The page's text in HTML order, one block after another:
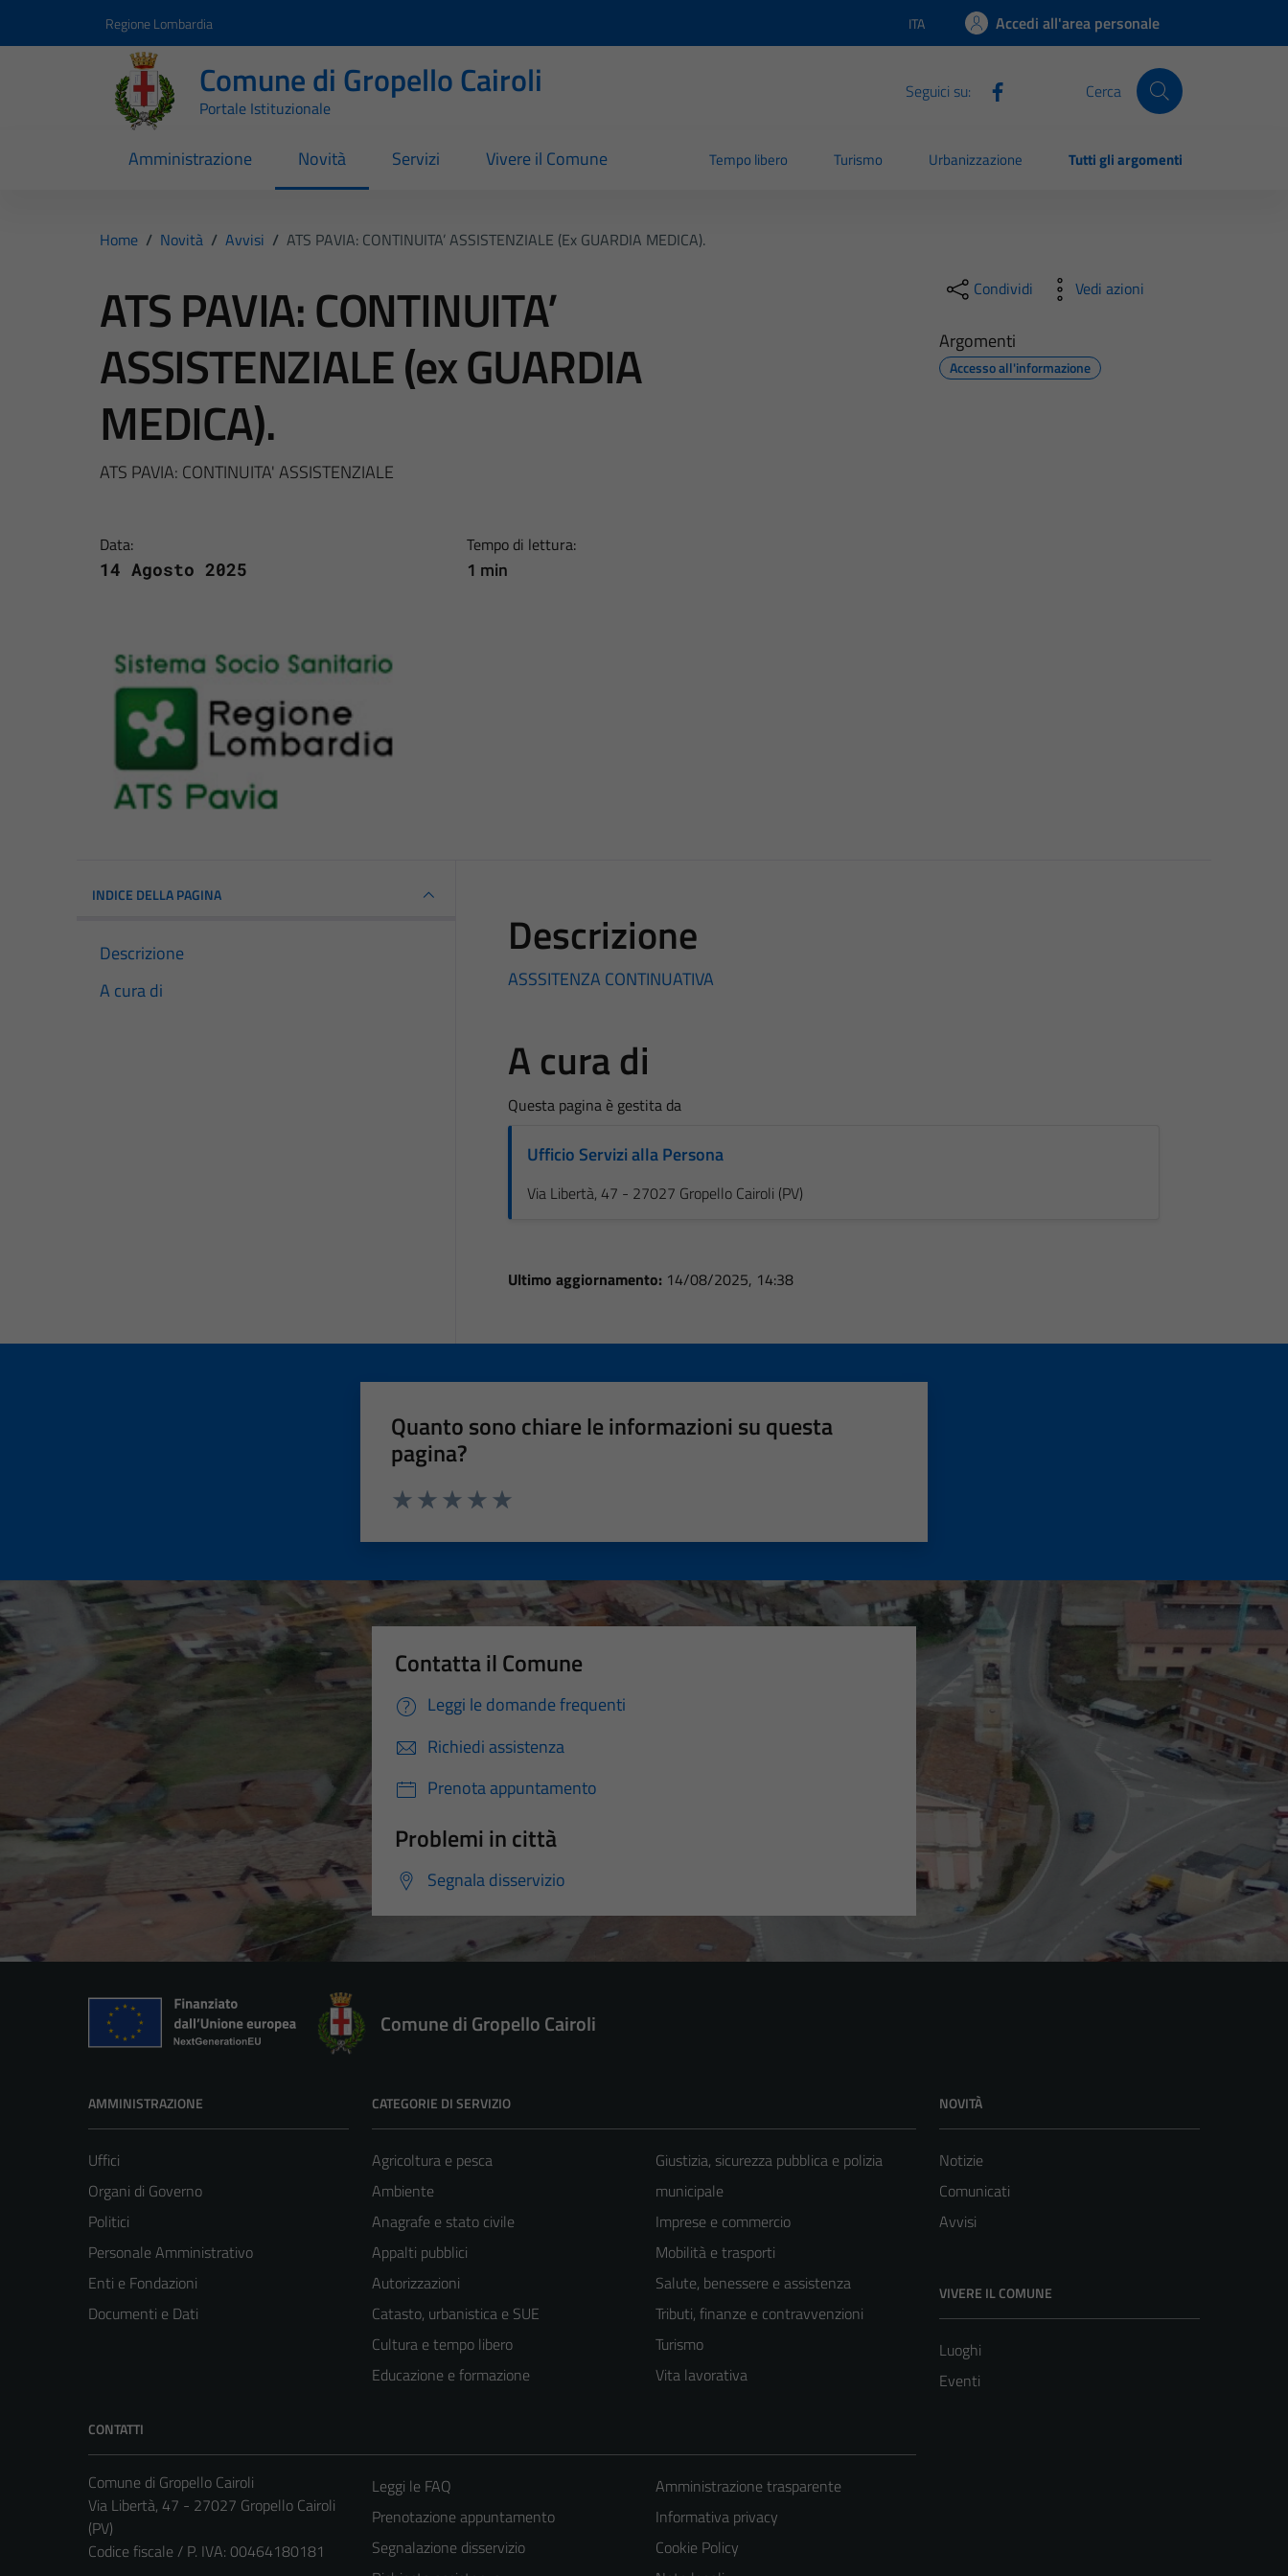
Regione Lombardia Lingua attiva:
ITA Accedi all'area personale
Comune di Gropello Cairoli
Portale Istituzionale
Seguici su: Cerca
Amministrazione Novità Servizi Vivere il Comune Tempo libero Turismo Urbanizzazione Tutti gli argomenti
Home / Novità / Avvisi / ATS PAVIA: CONTINUITA’ ASSISTENZIALE (ex GUARDIA MEDICA).
ATS PAVIA: CONTINUITA’
ASSISTENZIALE (ex GUARDIA
MEDICA).
ATS PAVIA: CONTINUITA' ASSISTENZIALE
Data:
14 Agosto 2025
Tempo di lettura:
1 min
Condividi Vedi azioni
Argomenti
Accesso all'informazione
INDICE DELLA PAGINA
Descrizione
A cura di
Descrizione
ASSSITENZA CONTINUATIVA
A cura di
Questa pagina è gestita da
Ufficio Servizi alla Persona
Via Libertà, 47 - 27027 Gropello Cairoli (PV)
Ultimo aggiornamento: 14/08/2025, 14:38
Quanto sono chiare le informazioni su questa
pagina?
Contatta il Comune
Leggi le domande frequenti
Richiedi assistenza
Prenota appuntamento
Problemi in città
Segnala disservizio
Comune di Gropello Cairoli
AMMINISTRAZIONE
Uffici
Organi di Governo
Politici
Personale Amministrativo
Enti e Fondazioni
Documenti e Dati
CATEGORIE DI SERVIZIO
Agricoltura e pesca
Ambiente
Anagrafe e stato civile
Appalti pubblici
Autorizzazioni
Catasto, urbanistica e SUE
Cultura e tempo libero
Educazione e formazione
Giustizia, sicurezza pubblica e polizia
municipale
Imprese e commercio
Mobilità e trasporti
Salute, benessere e assistenza
Tributi, finanze e contravvenzioni
Turismo
Vita lavorativa
NOVITÀ
Notizie
Comunicati
Avvisi
VIVERE IL COMUNE
Luoghi
Eventi
CONTATTI
Comune di Gropello Cairoli
Via Libertà, 47 - 27027 Gropello Cairoli
(PV)
Codice fiscale / P. IVA: 00464180181
Leggi le FAQ
Prenotazione appuntamento
Segnalazione disservizio
Amministrazione trasparente
Informativa privacy
Cookie Policy